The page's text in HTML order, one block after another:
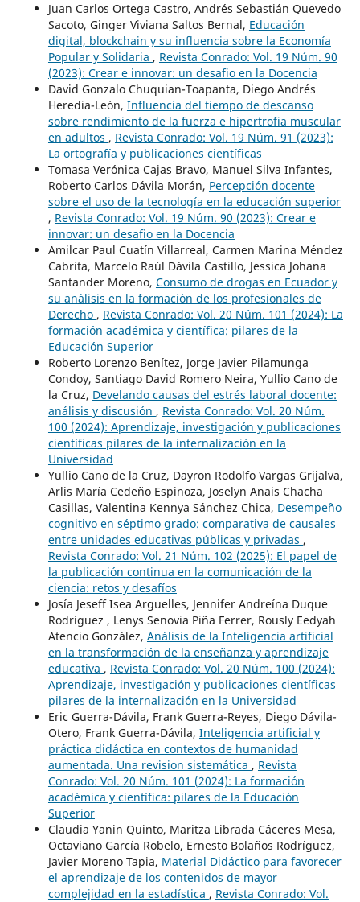
Juan Carlos Ortega Castro, Andrés Sebastián Quevedo
Sacoto, Ginger Viviana Saltos Bernal, Educación
digital, blockchain y su influencia sobre la Economía
Popular y Solidaria , Revista Conrado: Vol. 19 Núm. 90
(2023): Crear e innovar: un desafio en la Docencia
David Gonzalo Chuquian-Toapanta, Diego Andrés
Heredia-León, Influencia del tiempo de descanso
sobre rendimiento de la fuerza e hipertrofia muscular
en adultos , Revista Conrado: Vol. 19 Núm. 91 (2023):
La ortografía y publicaciones científicas
Tomasa Verónica Cajas Bravo, Manuel Silva Infantes,
Roberto Carlos Dávila Morán, Percepción docente
sobre el uso de la tecnología en la educación superior
, Revista Conrado: Vol. 19 Núm. 90 (2023): Crear e
innovar: un desafio en la Docencia
Amilcar Paul Cuatín Villarreal, Carmen Marina Méndez
Cabrita, Marcelo Raúl Dávila Castillo, Jessica Johana
Santander Moreno, Consumo de drogas en Ecuador y
su análisis en la formación de los profesionales de
Derecho , Revista Conrado: Vol. 20 Núm. 101 (2024): La
formación académica y científica: pilares de la
Educación Superior
Roberto Lorenzo Benítez, Jorge Javier Pilamunga
Condoy, Santiago David Romero Neira, Yullio Cano de
la Cruz, Develando causas del estrés laboral docente:
análisis y discusión , Revista Conrado: Vol. 20 Núm.
100 (2024): Aprendizaje, investigación y publicaciones
científicas pilares de la internalización en la
Universidad
Yullio Cano de la Cruz, Dayron Rodolfo Vargas Grijalva,
Arlis María Cedeño Espinoza, Joselyn Anais Chacha
Casillas, Valentina Kennya Sánchez Chica, Desempeño
cognitivo en séptimo grado: comparativa de causales
entre unidades educativas públicas y privadas ,
Revista Conrado: Vol. 21 Núm. 102 (2025): El papel de
la publicación continua en la comunicación de la
ciencia: retos y desafíos
Josía Jeseff Isea Arguelles, Jennifer Andreína Duque
Rodríguez , Lenys Senovia Piña Ferrer, Rously Eedyah
Atencio González, Análisis de la Inteligencia artificial
en la transformación de la enseñanza y aprendizaje
educativa , Revista Conrado: Vol. 20 Núm. 100 (2024):
Aprendizaje, investigación y publicaciones científicas
pilares de la internalización en la Universidad
Eric Guerra-Dávila, Frank Guerra-Reyes, Diego Dávila-
Otero, Frank Guerra-Dávila, Inteligencia artificial y
práctica didáctica en contextos de humanidad
aumentada. Una revision sistemática , Revista
Conrado: Vol. 20 Núm. 101 (2024): La formación
académica y científica: pilares de la Educación
Superior
Claudia Yanin Quinto, Maritza Librada Cáceres Mesa,
Octaviano García Robelo, Ernesto Bolaños Rodríguez,
Javier Moreno Tapia, Material Didáctico para favorecer
el aprendizaje de los contenidos de mayor
complejidad en la estadística , Revista Conrado: Vol.